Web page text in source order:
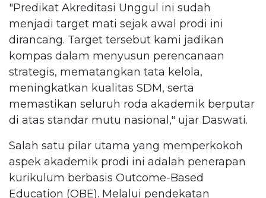
"Predikat Akreditasi Unggul ini sudah
menjadi target mati sejak awal prodi ini
dirancang. Target tersebut kami jadikan
kompas dalam menyusun perencanaan
strategis, mematangkan tata kelola,
meningkatkan kualitas SDM, serta
memastikan seluruh roda akademik berputar
di atas standar mutu nasional," ujar Daswati.
Salah satu pilar utama yang memperkokoh
aspek akademik prodi ini adalah penerapan
kurikulum berbasis Outcome-Based
Education (OBE). Melalui pendekatan